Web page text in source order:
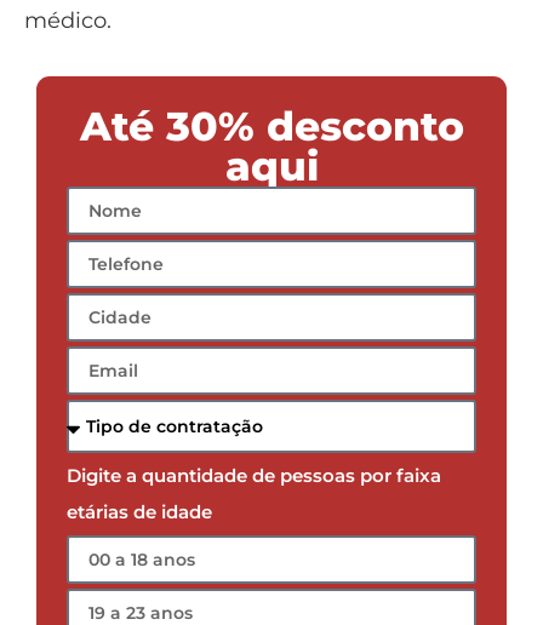
médico.
Até 30% desconto
aqui
Digite a quantidade de pessoas por faixa
etárias de idade